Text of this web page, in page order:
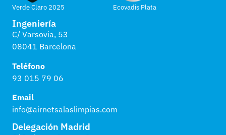
Verde Claro 2025 Ecovadis Plata
Ingeniería
C/ Varsovia, 53
08041 Barcelona
Teléfono
93 015 79 06
Email
info@airnetsalaslimpias.com
Delegación Madrid